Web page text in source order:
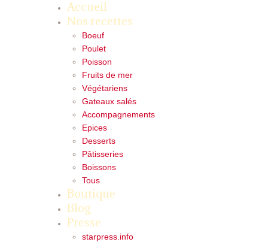
Accueil
Nos recettes
Boeuf
Poulet
Poisson
Fruits de mer
Végétariens
Gateaux salés
Accompagnements
Epices
Desserts
Pâtisseries
Boissons
Tous
Boutique
Blog
Presse
starpress.info